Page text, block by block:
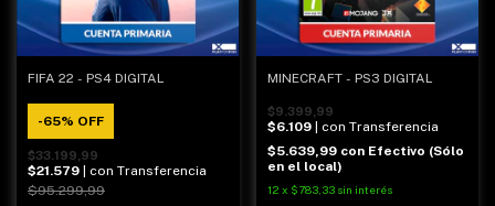
FIFA 22 - PS4 DIGITAL
-65% OFF
$33.199,99
$21.579
| con Transferencia
$95.299,99
MINECRAFT - PS3 DIGITAL
$9.399,99
$6.109
| con Transferencia
$5.639,99 con Efectivo (Sólo
en el local)
12 x $783,33 sin interés